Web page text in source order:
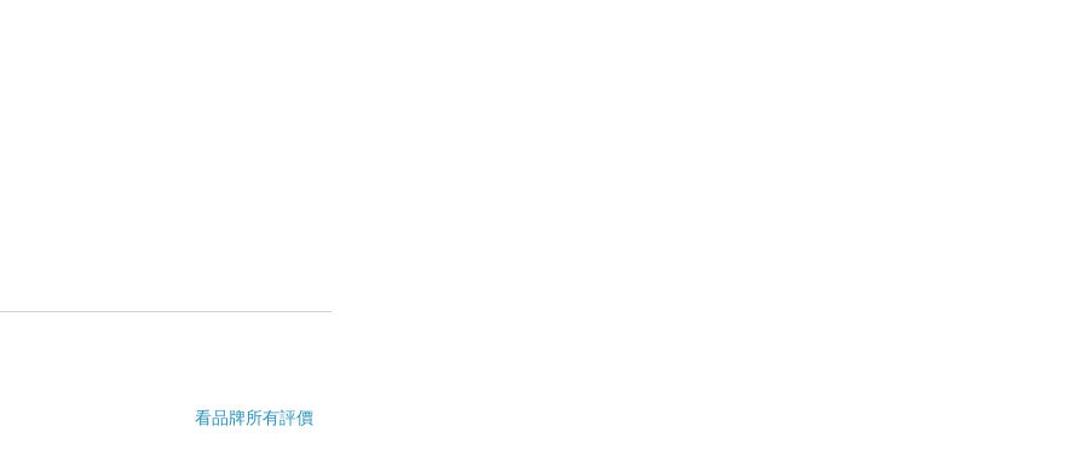
看品牌所有評價